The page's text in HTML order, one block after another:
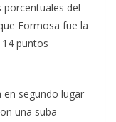
del
Formosa fue la
puntos
en segundo lugar
una suba